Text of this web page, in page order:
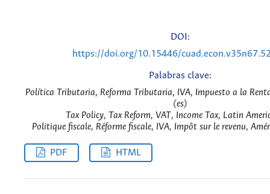
DOI:
https://doi.org/10.15446/
Palabras clave:
Política Tributaria, Reforma Tributaria, IVA, Impuesto a la
(es)
Tax Policy, Tax Reform, VAT, Income Tax, Latin
Politique fiscale, Réforme fiscale, IVA, Impôt sur le revenu,
PDF HTML